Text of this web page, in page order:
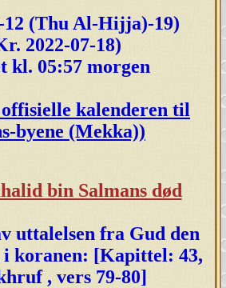
12 (Thu Al-Hijja)-19)
2022-07-18)
kl. 05:57 morgen
kalenderen til
byene (Mekka))
bin Salmans død
uttalelsen fra Gud den
i koranen: [Kapittel: 43,
, vers 79-80]